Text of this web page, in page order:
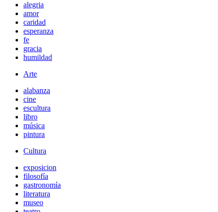
alegria
amor
caridad
esperanza
fe
gracia
humildad
Arte
alabanza
cine
escultura
libro
música
pintura
Cultura
exposicion
filosofía
gastronomía
literatura
museo